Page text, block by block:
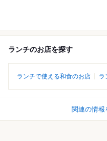
ランチのお店を探す
ランチで使える和食のお店 ラ
関連の情報